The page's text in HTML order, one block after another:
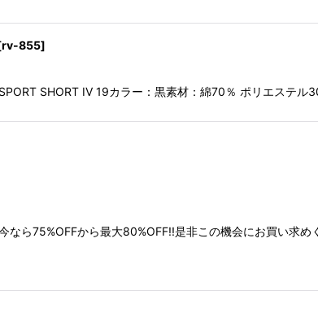
rv-855]
SHORT IV 19カラー：黒素材：綿70％ ポリエステ
から最大80%OFF!!是非この機会にお買い求め